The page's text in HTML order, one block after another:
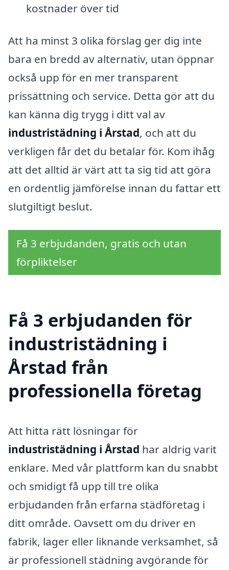
kostnader över tid
Att ha minst 3 olika förslag ger dig inte
bara en bredd av alternativ, utan öppnar
också upp för en mer transparent
prissättning och service. Detta gör att du
kan känna dig trygg i ditt val av
industristädning i Årstad, och att du
verkligen får det du betalar för. Kom ihåg
att det alltid är värt att ta sig tid att göra
en ordentlig jämförelse innan du fattar ett
slutgiltigt beslut.
Få 3 erbjudanden, gratis och utan
förpliktelser
Få 3 erbjudanden för
industristädning i
Årstad från
professionella företag
Att hitta rätt lösningar för
industristädning i Årstad har aldrig varit
enklare. Med vår plattform kan du snabbt
och smidigt få upp till tre olika
erbjudanden från erfarna städföretag i
ditt område. Oavsett om du driver en
fabrik, lager eller liknande verksamhet, så
är professionell städning avgörande för